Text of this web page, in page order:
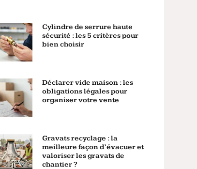
Cylindre de serrure haute
sécurité : les 5 critères pour
bien choisir
Déclarer vide maison : les
obligations légales pour
organiser votre vente
Gravats recyclage : la
meilleure façon d’évacuer et
valoriser les gravats de
chantier ?